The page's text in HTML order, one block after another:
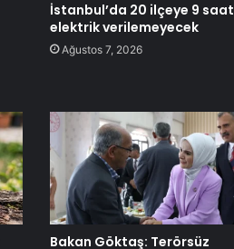
İstanbul’da 20 ilçeye 9 saat
elektrik verilemeyecek
Ağustos 7, 2026
Bakan Göktaş: Terörsüz